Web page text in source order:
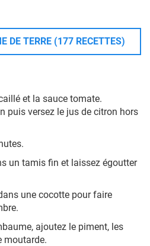
DE TERRE (177 RECETTES)
et la sauce tomate.
puis versez le jus de citron hors
un tamis fin et laissez égoutter
une cocotte pour faire
ajoutez le piment, les
moutarde.